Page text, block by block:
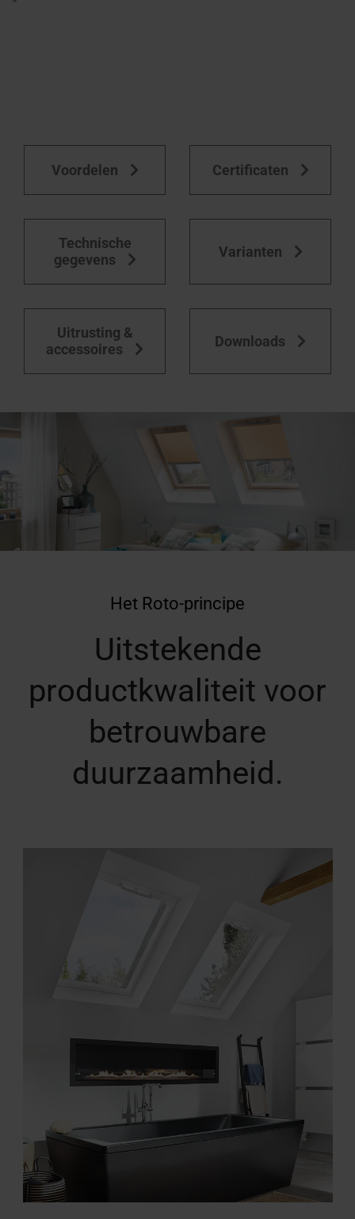
Voordelen Certificaten
Technische
gegevens
Varianten
Uitrusting &
accessoires
Downloads
Het Roto-principe
Uitstekende
productkwaliteit voor
betrouwbare
duurzaamheid.